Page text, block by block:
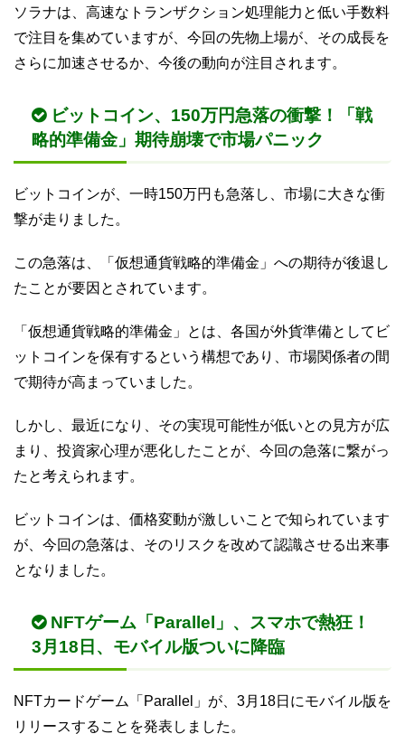
ソラナは、高速なトランザクション処理能力と低い手数料
で注目を集めていますが、今回の先物上場が、その成長を
さらに加速させるか、今後の動向が注目されます。
ビットコイン、150万円急落の衝撃！「戦
略的準備金」期待崩壊で市場パニック
ビットコインが、一時150万円も急落し、市場に大きな衝
撃が走りました。
この急落は、「仮想通貨戦略的準備金」への期待が後退し
たことが要因とされています。
「仮想通貨戦略的準備金」とは、各国が外貨準備としてビ
ットコインを保有するという構想であり、市場関係者の間
で期待が高まっていました。
しかし、最近になり、その実現可能性が低いとの見方が広
まり、投資家心理が悪化したことが、今回の急落に繋がっ
たと考えられます。
ビットコインは、価格変動が激しいことで知られています
が、今回の急落は、そのリスクを改めて認識させる出来事
となりました。
NFTゲーム「Parallel」、スマホで熱狂！
3月18日、モバイル版ついに降臨
NFTカードゲーム「Parallel」が、3月18日にモバイル版を
リリースすることを発表しました。